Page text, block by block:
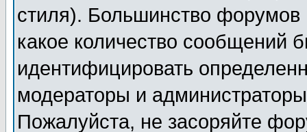
стиля). Большинство форумов
какое количество сообщений
идентифицировать
модераторы и
Пожалуйста, не засоряйте